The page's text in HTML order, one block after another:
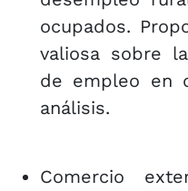
ocupados.
valiosa sobre
de empleo en
análisis.
Comercio